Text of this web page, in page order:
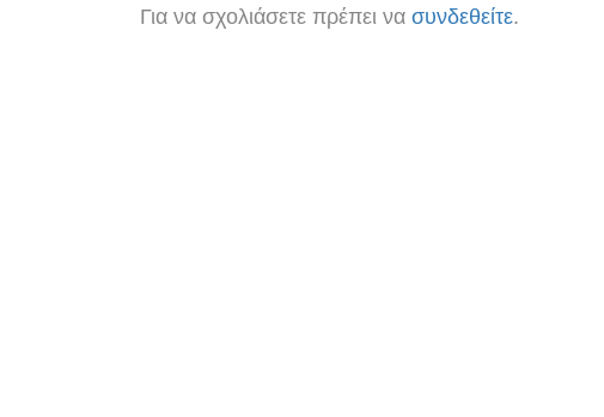
Για να σχολιάσετε πρέπει να συνδεθείτε.